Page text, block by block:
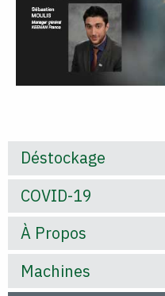
Déstockage
COVID-19
À Propos
Machines